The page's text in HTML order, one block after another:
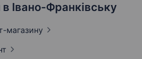
Івано-Франківську
магазину